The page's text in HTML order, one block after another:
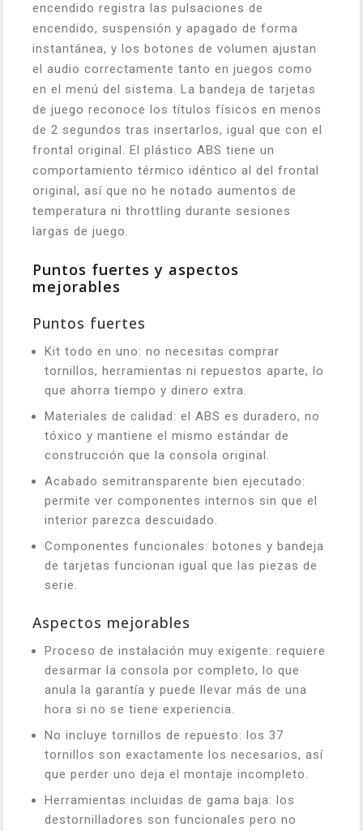
encendido registra las pulsaciones de
encendido, suspensión y apagado de forma
instantánea, y los botones de volumen ajustan
el audio correctamente tanto en juegos como
en el menú del sistema. La bandeja de tarjetas
de juego reconoce los títulos físicos en menos
de 2 segundos tras insertarlos, igual que con el
frontal original. El plástico ABS tiene un
comportamiento térmico idéntico al del frontal
original, así que no he notado aumentos de
temperatura ni throttling durante sesiones
largas de juego.
Puntos fuertes y aspectos
mejorables
Puntos fuertes
Kit todo en uno: no necesitas comprar
tornillos, herramientas ni repuestos aparte, lo
que ahorra tiempo y dinero extra.
Materiales de calidad: el ABS es duradero, no
tóxico y mantiene el mismo estándar de
construcción que la consola original.
Acabado semitransparente bien ejecutado:
permite ver componentes internos sin que el
interior parezca descuidado.
Componentes funcionales: botones y bandeja
de tarjetas funcionan igual que las piezas de
serie.
Aspectos mejorables
Proceso de instalación muy exigente: requiere
desarmar la consola por completo, lo que
anula la garantía y puede llevar más de una
hora si no se tiene experiencia.
No incluye tornillos de repuesto: los 37
tornillos son exactamente los necesarios, así
que perder uno deja el montaje incompleto.
Herramientas incluidas de gama baja: los
destornilladores son funcionales pero no